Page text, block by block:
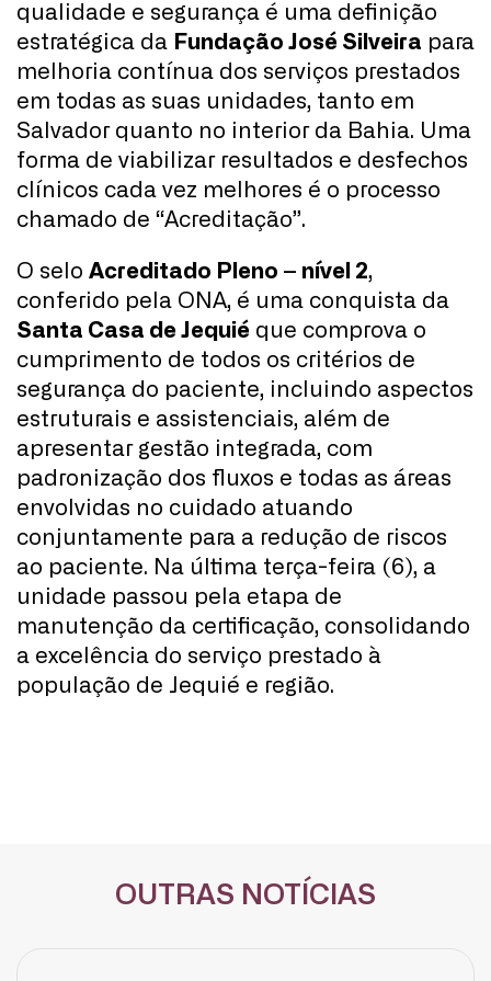
qualidade e segurança é uma definição
estratégica da Fundação José Silveira para
melhoria contínua dos serviços prestados
em todas as suas unidades, tanto em
Salvador quanto no interior da Bahia. Uma
forma de viabilizar resultados e desfechos
clínicos cada vez melhores é o processo
chamado de “Acreditação”.
O selo Acreditado Pleno – nível 2,
conferido pela ONA, é uma conquista da
Santa Casa de Jequié que comprova o
cumprimento de todos os critérios de
segurança do paciente, incluindo aspectos
estruturais e assistenciais, além de
apresentar gestão integrada, com
padronização dos fluxos e todas as áreas
envolvidas no cuidado atuando
conjuntamente para a redução de riscos
ao paciente. Na última terça-feira (6), a
unidade passou pela etapa de
manutenção da certificação, consolidando
a excelência do serviço prestado à
população de Jequié e região.
OUTRAS NOTÍCIAS